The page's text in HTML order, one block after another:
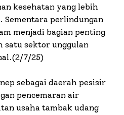
kesehatan yang lebih
perlindungan
menjadi bagian penting
satu sektor unggulan
7/25)
sebagai daerah pesisir
pencemaran air
usaha tambak udang